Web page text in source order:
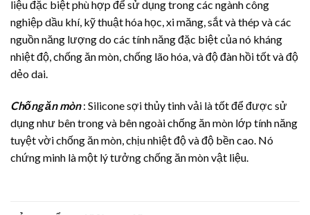
liệu đặc biệt phù hợp để sử dụng trong các ngành công
nghiệp dầu khí, kỹ thuật hóa học, xi măng, sắt và thép và các
nguồn năng lượng do các tính năng đặc biệt của nó kháng
nhiệt độ, chống ăn mòn, chống lão hóa, và độ đàn hồi tốt và độ
dẻo dai.
Chống ăn mòn: Silicone sợi thủy tinh vải là tốt để được sử
dụng như bên trong và bên ngoài chống ăn mòn lớp tính năng
tuyệt vời chống ăn mòn, chịu nhiệt độ và độ bền cao. Nó
chứng minh là một lý tưởng chống ăn mòn vật liệu.